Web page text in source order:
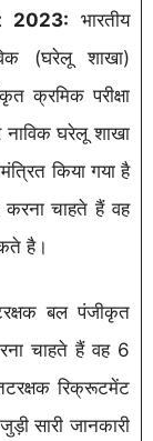
2023: भारतीय
(घरेलू शाखा)
क्रमिक परीक्षा
नाविक घरेलू शाखा
किया गया है
चाहते हैं वह
है।
बल पंजीकृत
चाहते हैं वह 6
रिक्रूटमेंट
सारी जानकारी